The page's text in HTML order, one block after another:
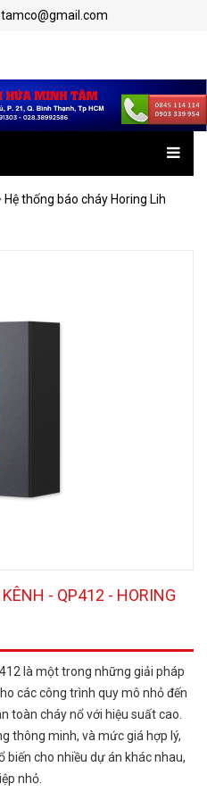
Hệ thống báo cháy Horing Lih
- QP412 - HORING
là một trong những giải pháp
các công trình quy mô nhỏ đến
toàn cháy nổ với hiệu suất cao.
thông minh, và mức giá hợp lý,
cho nhiều dự án khác nhau,
nhỏ.